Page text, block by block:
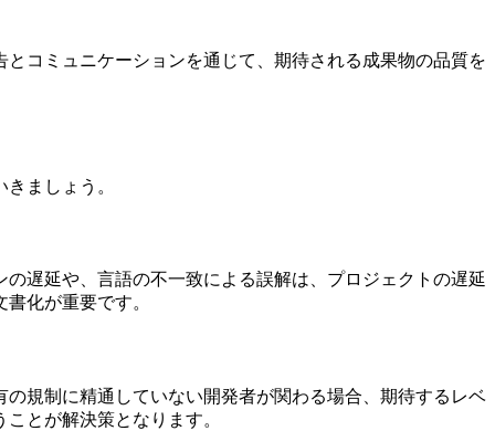
コミュニケーションを通じて、期待される成果物の品質を
ましょう。
遅延や、言語の不一致による誤解は、プロジェクトの遅延
化が重要です。
規制に精通していない開発者が関わる場合、期待するレベ
とが解決策となります。